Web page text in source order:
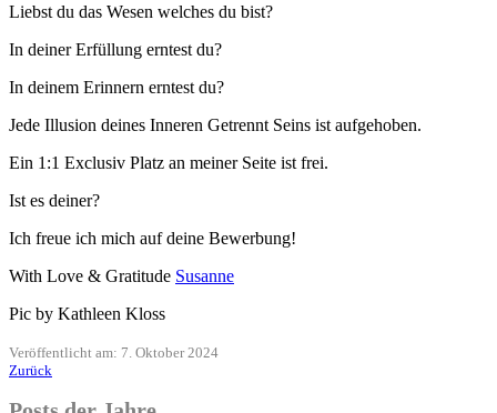
Liebst du das Wesen welches du bist?
In deiner Erfüllung erntest du?
In deinem Erinnern erntest du?
Jede Illusion deines Inneren Getrennt Seins ist aufgehoben.
Ein 1:1 Exclusiv Platz an meiner Seite ist frei.
Ist es deiner?
Ich freue ich mich auf deine Bewerbung!
With Love & Gratitude Susanne
Pic by Kathleen Kloss
Veröffentlicht am: 7. Oktober 2024
Zurück